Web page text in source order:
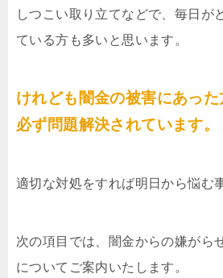
しつこい取り立てなどで、毎日が
ている方も多いと思います。
けれども闇金の被害にあった
必ず問題解決されています。
適切な対処をすれば明日から悩む
次の項目では、闇金からの嫌がら
についてご案内いたします。